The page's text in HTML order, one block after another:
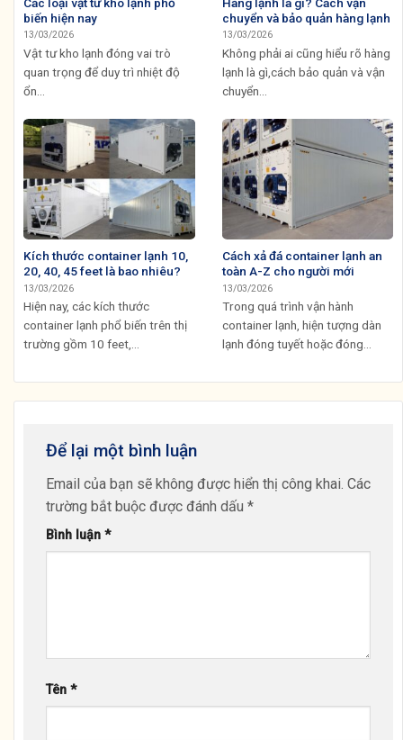
biến hiện nay
13/03/2026
Vật tư kho lạnh đóng vai trò
quan trọng để duy trì nhiệt độ
ổn...
chuyển và bảo quản hàng lạnh
13/03/2026
Không phải ai cũng hiểu rõ hàng
lạnh là gì,cách bảo quản và vận
chuyển...
Kích thước container lạnh 10,
20, 40, 45 feet là bao nhiêu?
13/03/2026
Hiện nay, các kích thước
container lạnh phổ biến trên thị
trường gồm 10 feet,...
Cách xả đá container lạnh an
toàn A-Z cho người mới
13/03/2026
Trong quá trình vận hành
container lạnh, hiện tượng dàn
lạnh đóng tuyết hoặc đóng...
Để lại một bình luận
Email của bạn sẽ không được hiển thị công khai. Các
trường bắt buộc được đánh dấu *
Bình luận *
Tên *